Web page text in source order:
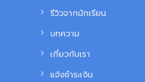
รีวิวจากนักเรียน
บทความ
เกี่ยวกับเรา
แจ้งชำระเงิน